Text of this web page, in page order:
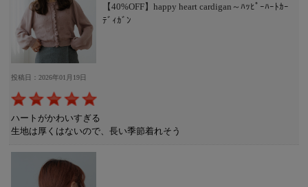
【40%OFF】happy heart cardigan～ﾊｯﾋﾟｰﾊｰﾄｶｰ
ﾃﾞｨｶﾞﾝ
投稿日：2026年01月19日
ハートがかわいすぎる
生地は厚くはないので、長い季節着れそう